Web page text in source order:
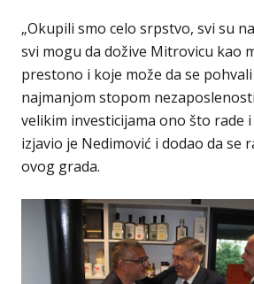
„Okupili smo celo srpstvo, svi su
svi mogu da dožive Mitrovicu kao
prestono i koje može da se pohvali
najmanjom stopom
velikim investicijama ono što rade i
izjavio je Nedimović i dodao da se
ovog grada.